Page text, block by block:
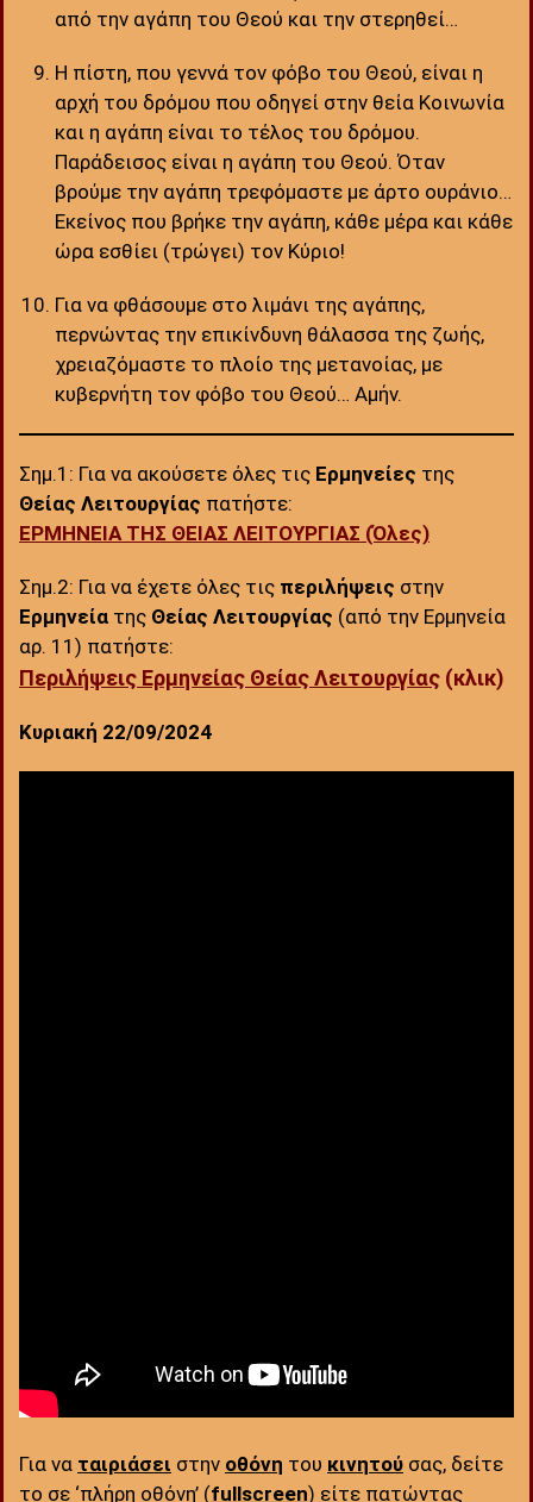
από την αγάπη του Θεού και την στερηθεί…
Η πίστη, που γεννά τον φόβο του Θεού, είναι η
αρχή του δρόμου που οδηγεί στην θεία Κοινωνία
και η αγάπη είναι το τέλος του δρόμου.
Παράδεισος είναι η αγάπη του Θεού. Όταν
βρούμε την αγάπη τρεφόμαστε με άρτο ουράνιο…
Εκείνος που βρήκε την αγάπη, κάθε μέρα και κάθε
ώρα εσθίει (τρώγει) τον Κύριο!
Για να φθάσουμε στο λιμάνι της αγάπης,
περνώντας την επικίνδυνη θάλασσα της ζωής,
χρειαζόμαστε το πλοίο της μετανοίας, με
κυβερνήτη τον φόβο του Θεού… Αμήν.
Σημ.1: Για να ακούσετε όλες τις Ερμηνείες της
Θείας Λειτουργίας πατήστε:
ΕΡΜΗΝΕΙΑ ΤΗΣ ΘΕΙΑΣ ΛΕΙΤΟΥΡΓΙΑΣ (Όλες)
Σημ.2: Για να έχετε όλες τις περιλήψεις στην
Ερμηνεία της Θείας Λειτουργίας (από την Ερμηνεία
αρ. 11) πατήστε:
Περιλήψεις Ερμηνείας Θείας Λειτουργίας (κλικ)
Κυριακή 22/09/2024
Για να ταιριάσει στην οθόνη του κινητού σας, δείτε
το σε ‘πλήρη οθόνη’ (fullscreen) είτε πατώντας